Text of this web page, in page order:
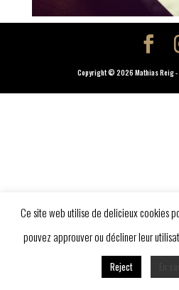
Copyright © 2026 Mathias Reig
Ce site web utilise de delicieux cookies
pouvez approuver ou décliner leur
Reject